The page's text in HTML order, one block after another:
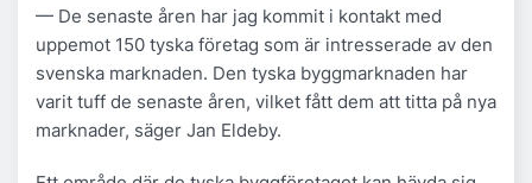
— De senaste åren har jag kommit i kontakt med
uppemot 150 tyska företag som är intresserade av den
svenska marknaden. Den tyska byggmarknaden har
varit tuff de senaste åren, vilket fått dem att titta på nya
marknader, säger Jan Eldeby.